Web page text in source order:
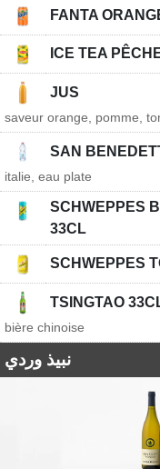
FANTA
ICE TEA
JUS
saveur orange, pomme,
SAN
italie, eau plate
SCHWEPPES
33CL
SCHWEPPES
TSINGTAO
bière chinoise
نبيذ وردي